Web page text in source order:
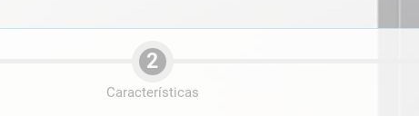
2
Características